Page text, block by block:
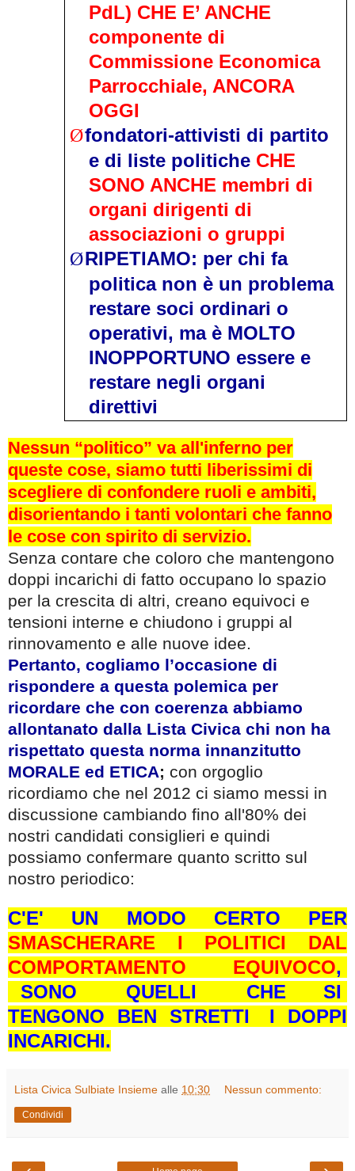
PdL) CHE E’ ANCHE
componente di
Commissione Economica
Parrocchiale, ANCORA
OGGI
Øfondatori-attivisti di partito
e di liste politicheCHE
SONO ANCHE membri di
organi dirigenti di
associazioni o gruppi
ØRIPETIAMO: per chi fa
politica non è un problema
restare soci ordinari o
operativi, ma è MOLTO
INOPPORTUNO essere e
restare negli organi
direttivi
Nessun “politico” va all'inferno per
queste cose, siamo tutti liberissimi di
scegliere di confondere ruoli e ambiti,
disorientando i tanti volontari che fanno
le cose con spirito di servizio.
Senza contare che coloro che mantengono
doppi incarichi di fatto occupano lo spazio
per la crescita di altri, creano equivoci e
tensioni interne e chiudono i gruppi al
rinnovamento e alle nuove idee.
Pertanto, cogliamo l’occasione di
rispondere a questa polemica per
ricordare che con coerenza abbiamo
allontanato dalla Lista Civica chi non ha
rispettato questa norma innanzitutto
MORALE ed ETICA; con orgoglio
ricordiamo che nel 2012 ci siamo messi in
discussione cambiando fino all'80% dei
nostri candidati consiglieri e quindi
possiamo confermare quanto scritto sul
nostro periodico:
C'E' UN MODO CERTO PER
SMASCHERARE
I POLITICI DAL
COMPORTAMENTO EQUIVOCO,
SONO QUELLI CHE SI
TENGONO BEN STRETTI I DOPPI
INCARICHI.
Lista Civica Sulbiate Insieme alle 10:30 Nessun commento:
Condividi